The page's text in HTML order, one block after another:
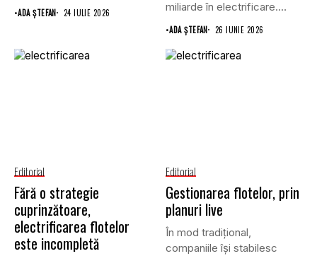
•ADA ȘTEFAN 24 IULIE 2026
miliarde în electrificare.
Provocarea inginerească
este...
•ADA ȘTEFAN 26 IUNIE 2026
Editorial
Fără o strategie
cuprinzătoare,
electrificarea flotelor
este incompletă
Editorial
Gestionarea flotelor, prin
planuri live
În mod tradițional,
companiile își stabilesc